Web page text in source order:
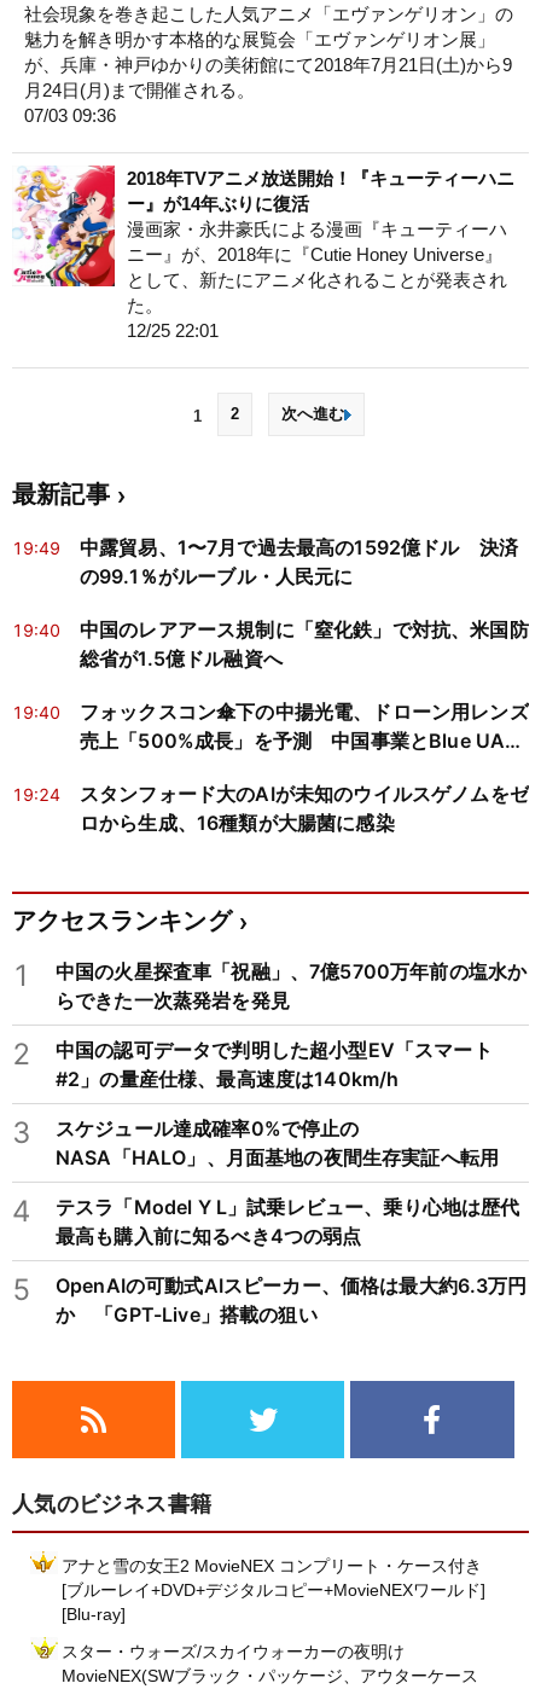
社会現象を巻き起こした人気アニメ「エヴァンゲリオン」の
魅力を解き明かす本格的な展覧会「エヴァンゲリオン展」
が、兵庫・神戸ゆかりの美術館にて2018年7月21日(土)から9
月24日(月)まで開催される。
07/03 09:36
2018年TVアニメ放送開始！『キューティーハニ
ー』が14年ぶりに復活
漫画家・永井豪氏による漫画『キューティーハ
ニー』が、2018年に『Cutie Honey Universe』
として、新たにアニメ化されることが発表され
た。
12/25 22:01
1 2 次へ進む
最新記事
19:49
中露貿易、1〜7月で過去最高の1592億ドル 決済
の99.1％がルーブル・人民元に
19:40
中国のレアアース規制に「窒化鉄」で対抗、米国防
総省が1.5億ドル融資へ
19:40
フォックスコン傘下の中揚光電、ドローン用レンズ
売上「500%成長」を予測 中国事業とBlue UAS
19:24
スタンフォード大のAIが未知のウイルスゲノムをゼ
ロから生成、16種類が大腸菌に感染
アクセスランキング
1
中国の火星探査車「祝融」、7億5700万年前の塩水か
らできた一次蒸発岩を発見
2
中国の認可データで判明した超小型EV「スマート
#2」の量産仕様、最高速度は140km/h
3
スケジュール達成確率0%で停止の
NASA「HALO」、月面基地の夜間生存実証へ転用
4
テスラ「Model Y L」試乗レビュー、乗り心地は歴代
最高も購入前に知るべき4つの弱点
5
OpenAIの可動式AIスピーカー、価格は最大約6.3万円
か 「GPT-Live」搭載の狙い
人気のビジネス書籍
アナと雪の女王2 MovieNEX コンプリート・ケース付き
[ブルーレイ+DVD+デジタルコピー+MovieNEXワールド]
[Blu-ray]
スター・ウォーズ/スカイウォーカーの夜明け
MovieNEX(SWブラック・パッケージ、アウターケース